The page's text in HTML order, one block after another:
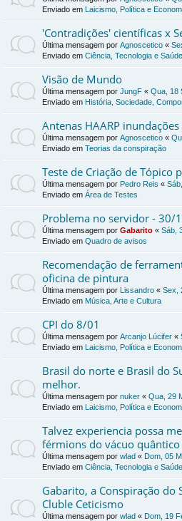
Enviado em Laicismo, Política e
'Contradições' científicas x
Última mensagem por Agnoscetico «
Enviado em Ciência, Tecnologia e Saúde
Visão de Mundo
Última mensagem por JungF « Qua, 18
Enviado em História, Sociedade,
Antenas HAARP
Última mensagem por Agnoscetico «
Enviado em Teorias da conspiração
Teste de Criação de Tópico
Última mensagem por Pedro Reis «
Enviado em Área de Testes
Problema no servidor - 30/
Última mensagem por Gabarito « Sáb,
Enviado em Quadro de avisos
Recomendação de
oficina de pintura
Última mensagem por Lissandro « Sex,
Enviado em Música, Arte e Cultura
CPI do 8/01
Última mensagem por Arcanjo Lúcifer «
Enviado em Laicismo, Política e
Brasil do norte e Brasil do
melhor.
Última mensagem por nuker « Qua, 29
Enviado em Laicismo, Política e
Talvez experiencia possa
férmions do vácuo quântico
Última mensagem por wlad « Dom, 05
Enviado em Ciência, Tecnologia e Saúde
Gabarito, a Conspiração do
Cluble Ceticismo
Última mensagem por wlad « Dom, 19